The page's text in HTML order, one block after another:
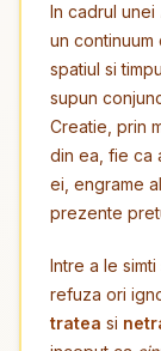
In cadrul unei
un continuum
spatiul si
supun
Creatie, prin
din ea, fie ca
ei, engrame
prezente
Intre a le
refuza ori
tratea si